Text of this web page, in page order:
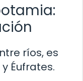
ríos, es
Éufrates.